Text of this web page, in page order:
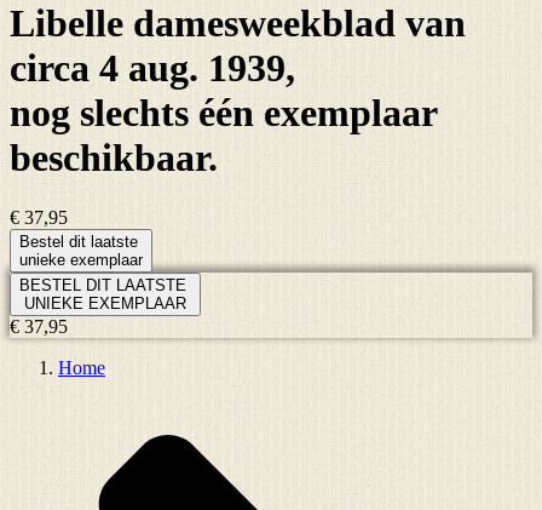
Libelle damesweekblad van
circa 4 aug. 1939,
nog slechts één exemplaar
beschikbaar.
€ 37,95
Bestel dit laatste
unieke exemplaar
BESTEL DIT LAATSTE
UNIEKE EXEMPLAAR
€ 37,95
Home